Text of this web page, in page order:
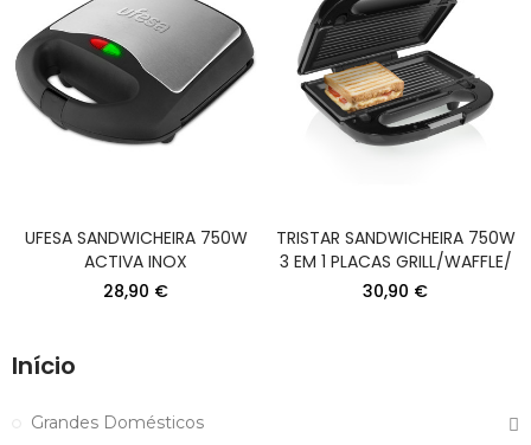
UFESA SANDWICHEIRA 750W
ACTIVA INOX
28,90 €
TRISTAR SANDWICHEIRA 750W
3 EM 1 PLACAS GRILL/WAFFLE/
30,90 €
Início
Grandes Domésticos